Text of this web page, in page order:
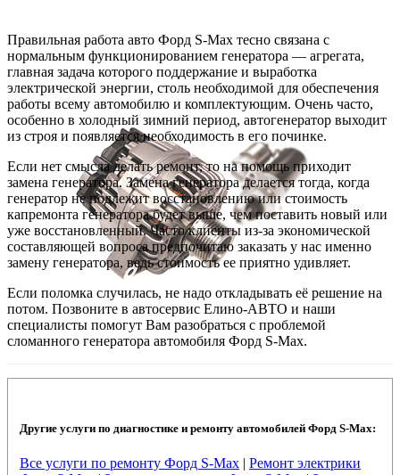
Правильная работа авто Форд S-Max тесно связана с
нормальным функционированием генератора — агрегата,
главная задача которого поддержание и выработка
электрической энергии, столь необходимой для обеспечения
работы всему автомобилю и комплектующим. Очень часто,
особенно в холодный зимний период, автогенератор выходит
из строя и появляется необходимость в его починке.
Если нет смысла делать ремонт, то на помощь приходит
замена генератора. Замена генератора делается тогда, когда
генератор не подлежит восстановлению или стоимость
капремонта генератора будет выше, чем поставить новый или
уже восстановленный. Часто клиенты из-за экономической
составляющей вопроса предпочитаю заказать у нас именно
замену генератора, ведь стоимость ее приятно удивляет.
Если поломка случилась, не надо откладывать её решение на
потом. Позвоните в автосервис Елино-АВТО и наши
специалисты помогут Вам разобраться с проблемой
сломанного генератора автомобиля Форд S-Max.
Другие услуги по диагностике и ремонту автомобилей Форд S-Max:
Все услуги по ремонту Форд S-Max| Ремонт электрики